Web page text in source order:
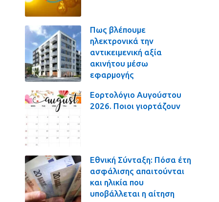
Πως βλέπουμε
ηλεκτρονικά την
αντικειμενική αξία
ακινήτου μέσω
εφαρμογής
Εορτολόγιο Αυγούστου
2026. Ποιοι γιορτάζουν
Εθνική Σύνταξη: Πόσα έτη
ασφάλισης απαιτούνται
και ηλικία που
υποβάλλεται η αίτηση